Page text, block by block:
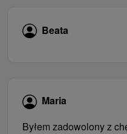
Beata
Maria
Byłem zadowolony z